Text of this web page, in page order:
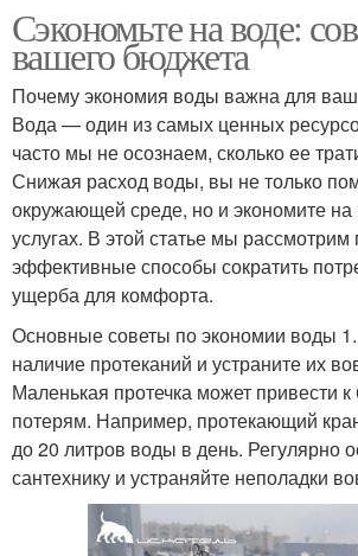
Сэкономьте на воде:
вашего бюджета
Почему экономия воды важна для
Вода — один из самых ценных
часто мы не осознаем, сколько ее
Снижая расход воды, вы не только
окружающей среде, но и экономите
услугах. В этой статье мы рассмотрим
эффективные способы сократить
ущерба для комфорта.
Основные советы по экономии воды
наличие протеканий и устраните их
Маленькая протечка может привести
потерям. Например, протекающий
до 20 литров воды в день. Регулярно
сантехнику и устраняйте неполадки